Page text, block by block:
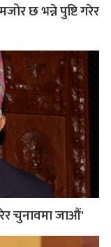
छ भन्ने पुष्टि गरेर
चुनावमा जाऔं'